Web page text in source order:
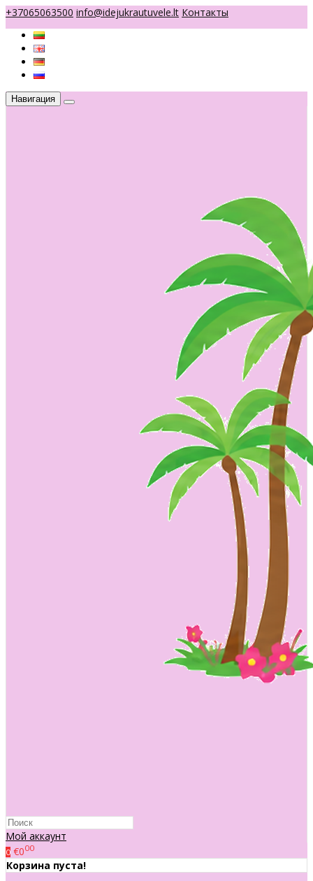
+37065063500 info@idejukrautuvele.lt Контакты
Навигация
Мой аккаунт
0 €000
Корзина пуста!